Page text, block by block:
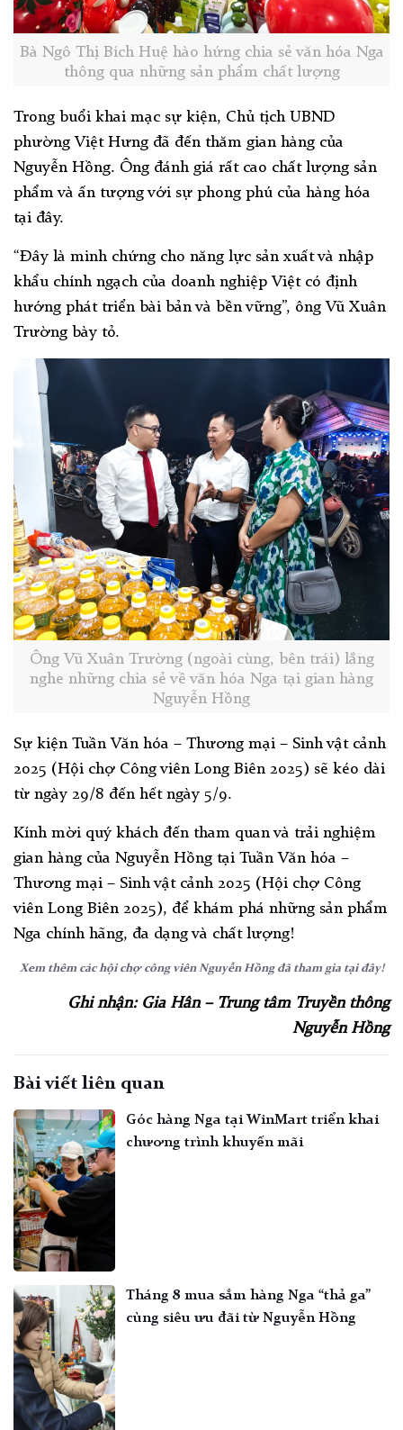
Bà Ngô Thị Bích Huệ hào hứng chia sẻ văn hóa Nga
thông qua những sản phẩm chất lượng
Trong buổi khai mạc sự kiện, Chủ tịch UBND
phường Việt Hưng đã đến thăm gian hàng của
Nguyễn Hồng. Ông đánh giá rất cao chất lượng sản
phẩm và ấn tượng với sự phong phú của hàng hóa
tại đây.
“Đây là minh chứng cho năng lực sản xuất và nhập
khẩu chính ngạch của doanh nghiệp Việt có định
hướng phát triển bài bản và bền vững”, ông Vũ Xuân
Trường bày tỏ.
Ông Vũ Xuân Trường (ngoài cùng, bên trái) lắng
nghe những chia sẻ về văn hóa Nga tại gian hàng
Nguyễn Hồng
Sự kiện Tuần Văn hóa – Thương mại – Sinh vật cảnh
2025 (Hội chợ Công viên Long Biên 2025) sẽ kéo dài
từ ngày 29/8 đến hết ngày 5/9.
Kính mời quý khách đến tham quan và trải nghiệm
gian hàng của Nguyễn Hồng tại Tuần Văn hóa –
Thương mại – Sinh vật cảnh 2025 (Hội chợ Công
viên Long Biên 2025), để khám phá những sản phẩm
Nga chính hãng, đa dạng và chất lượng!
Xem thêm các hội chợ công viên Nguyễn Hồng đã tham gia tại đây!
Ghi nhận: Gia Hân – Trung tâm Truyền thông
Nguyễn Hồng
Bài viết liên quan
Góc hàng Nga tại WinMart triển khai
chương trình khuyến mãi
Tháng 8 mua sắm hàng Nga “thả ga”
cùng siêu ưu đãi từ Nguyễn Hồng